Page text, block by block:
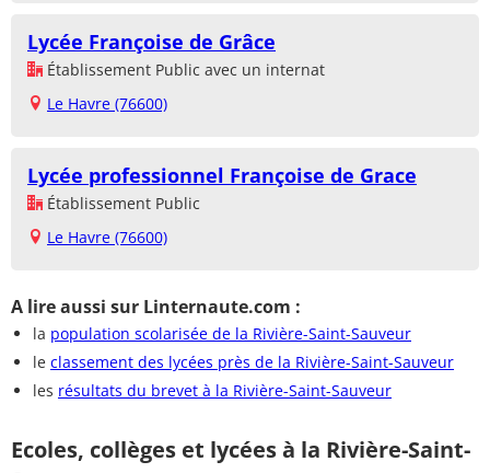
Lycée Françoise de Grâce
Établissement Public avec un internat
Le Havre (76600)
Lycée professionnel Françoise de Grace
Établissement Public
Le Havre (76600)
A lire aussi sur Linternaute.com :
la population scolarisée de la Rivière-Saint-Sauveur
le classement des lycées près de la Rivière-Saint-Sauveur
les résultats du brevet à la Rivière-Saint-Sauveur
Ecoles, collèges et lycées à la Rivière-Saint-